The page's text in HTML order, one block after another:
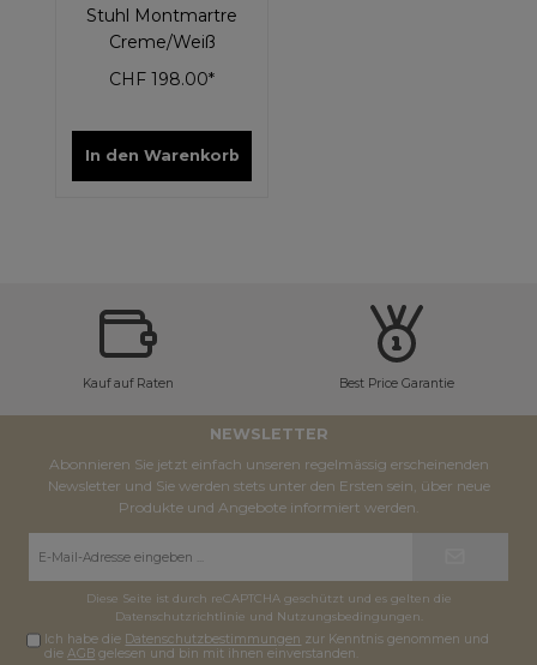
Stuhl Montmartre
Creme/Weiß
CHF 198.00*
In den Warenkorb
Kauf auf Raten Best Price Garantie
NEWSLETTER
Abonnieren Sie jetzt einfach unseren regelmässig erscheinenden
Newsletter und Sie werden stets unter den Ersten sein, über neue
Produkte und Angebote informiert werden.
Diese Seite ist durch reCAPTCHA geschützt und es gelten die
Datenschutzrichtlinie und Nutzungsbedingungen
Ich habe die Datenschutzbestimmungen zur Kenntnis genommen und
dieAGB gelesen und bin mit ihnen einverstanden.